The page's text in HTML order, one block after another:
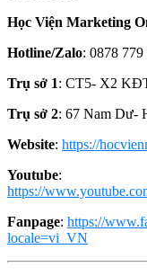
Học Viện Marketing
Hotline/Zalo: 0878 779
Trụ sở 1: CT5- X2
Trụ sở 2: 67 Nam Dư-
Website: https://
Youtube:
https://
Fanpage: https://
locale=vi_VN